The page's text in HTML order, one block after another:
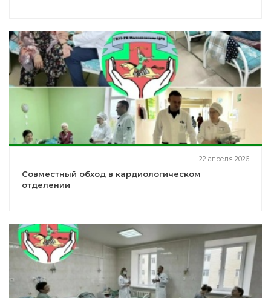
22 апреля 2026
Совместный обход в кардиологическом
отделении